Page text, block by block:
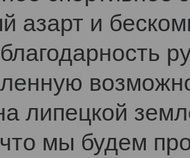
азарт и
липецкой
мы будем